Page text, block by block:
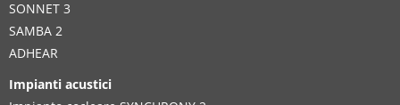
SONNET 3
SAMBA 2
ADHEAR
Impianti acustici